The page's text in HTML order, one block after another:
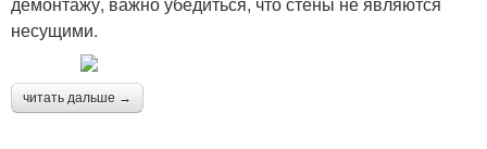
несущими.
читать дальше →